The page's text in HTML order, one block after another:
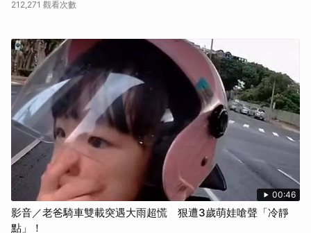
212,271 觀看次數
00:46
影音／老爸騎車雙載突遇大雨超慌 狠遭3歲萌娃嗆聲「冷靜
點」！